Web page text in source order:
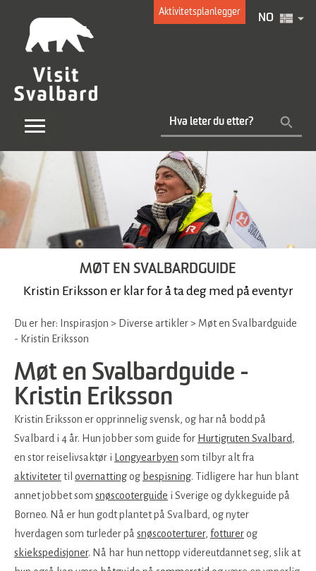
Aktivitetsplanlegger
NO
MØT EN SVALBARDGUIDE
Kristin Eriksson er klar for å ta deg med på eventyr
Du er her: Inspirasjon > Diverse artikler> Møt en Svalbardguide
- Kristin Eriksson
Møt en Svalbardguide -
Kristin Eriksson
Kristin Eriksson er opprinnelig svensk, og har nå bodd på
Svalbard i 4 år. Hun jobber som guide for Hurtigruten Svalbard,
en stor reiselivsaktør i Longyearbyen som tilbyr alt fra
aktivitetertil overnattingog bespisning. Tidligere har hun blant
annet jobbet som snøscooterguide i Sverige og dykkeguide på
Borneo. Nå er hun godt plantet på Svalbard, og nyter
hverdagen som turleder på snøscooterturer, fotturerog
skiekspedisjoner. Nå har hun nettopp videreutdannet seg, slik at